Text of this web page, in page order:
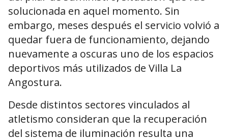
solucionada en aquel momento. Sin
embargo, meses después el servicio volvió a
quedar fuera de funcionamiento, dejando
nuevamente a oscuras uno de los espacios
deportivos más utilizados de Villa La
Angostura.
Desde distintos sectores vinculados al
atletismo consideran que la recuperación
del sistema de iluminación resulta una